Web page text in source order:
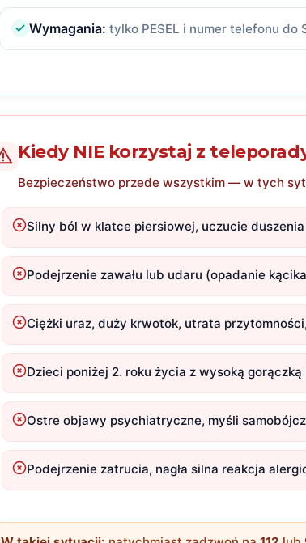
Wymagania: tylko PESEL i numer telefonu do
Kiedy NIE korzystaj z
Bezpieczeństwo przede wszystkim — w tych
Silny ból w klatce piersiowej, uczucie
Podejrzenie zawału lub udaru (opadanie
Ciężki uraz, duży krwotok, utrata
Dzieci poniżej 2. roku życia z wysoką
Ostre objawy psychiatryczne, myśli
Podejrzenie zatrucia, nagła silna reakcja